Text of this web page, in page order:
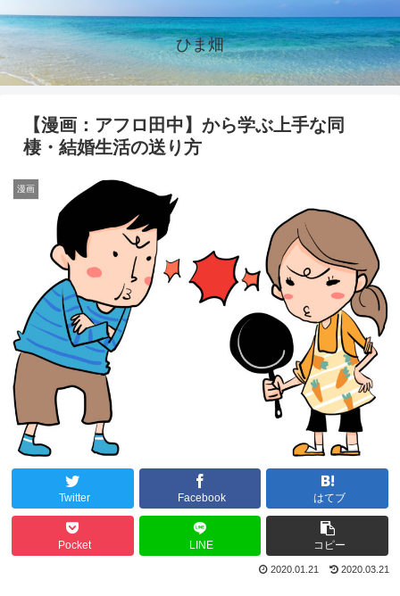
ひま畑
【漫画：アフロ田中】から学ぶ上手な同
棲・結婚生活の送り方
漫画
Twitter Facebook はてブ
Pocket LINE コピー
2020.03.21
2020.01.21